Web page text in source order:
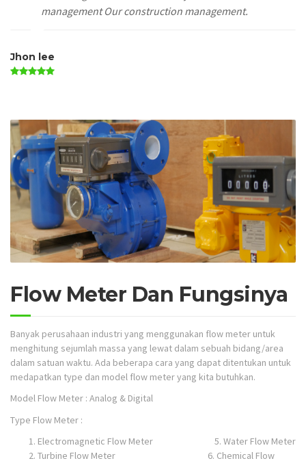
technologies within the industry. Our construction
Jhon lee
Flow Meter Dan Fungsinya
Banyak perusahaan industri yang menggunakan flow meter untuk
menghitung sejumlah massa yang lewat dalam sebuah bidang/area
dalam satuan waktu. Ada beberapa cara yang dapat ditentukan untuk
Electromagnetic Flow Meter 5. Water Flow Meter